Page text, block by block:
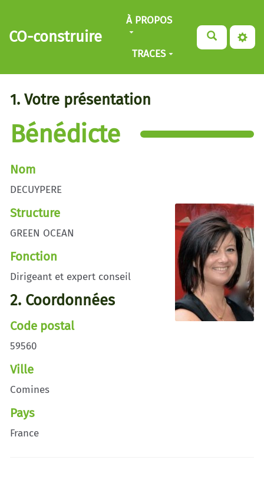
Aller au contenu principal
CO-construire
À PROPOS
TRACES
1. Votre présentation
Bénédicte
Nom
DECUYPERE
Structure
GREEN OCEAN
Fonction
Dirigeant et expert conseil
2. Coordonnées
Code postal
59560
Ville
Comines
Pays
France